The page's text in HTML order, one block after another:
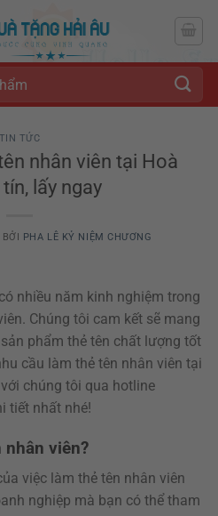
TIN TỨC
nhân viên tại Hoà
lấy ngay
BỞI PHA LÊ KỶ NIỆM CHƯƠNG
nhiều năm kinh nghiệm trong
Chúng tôi cam kết sẽ mang
phẩm thẻ tên chất lượng tốt
cầu làm thẻ tên nhân viên tại
chúng tôi qua hotline
tiết nhất nhé!
nhân viên?
việc làm thẻ tên nhân viên
nghiệp mà bạn có thể tham